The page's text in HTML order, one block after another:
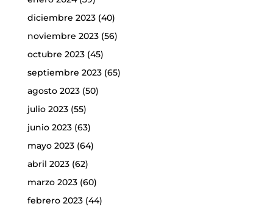
diciembre 2023(40)
noviembre 2023(56)
octubre 2023(45)
septiembre 2023(65)
agosto 2023(50)
julio 2023(55)
junio 2023(63)
mayo 2023(64)
abril 2023(62)
marzo 2023(60)
febrero 2023(44)